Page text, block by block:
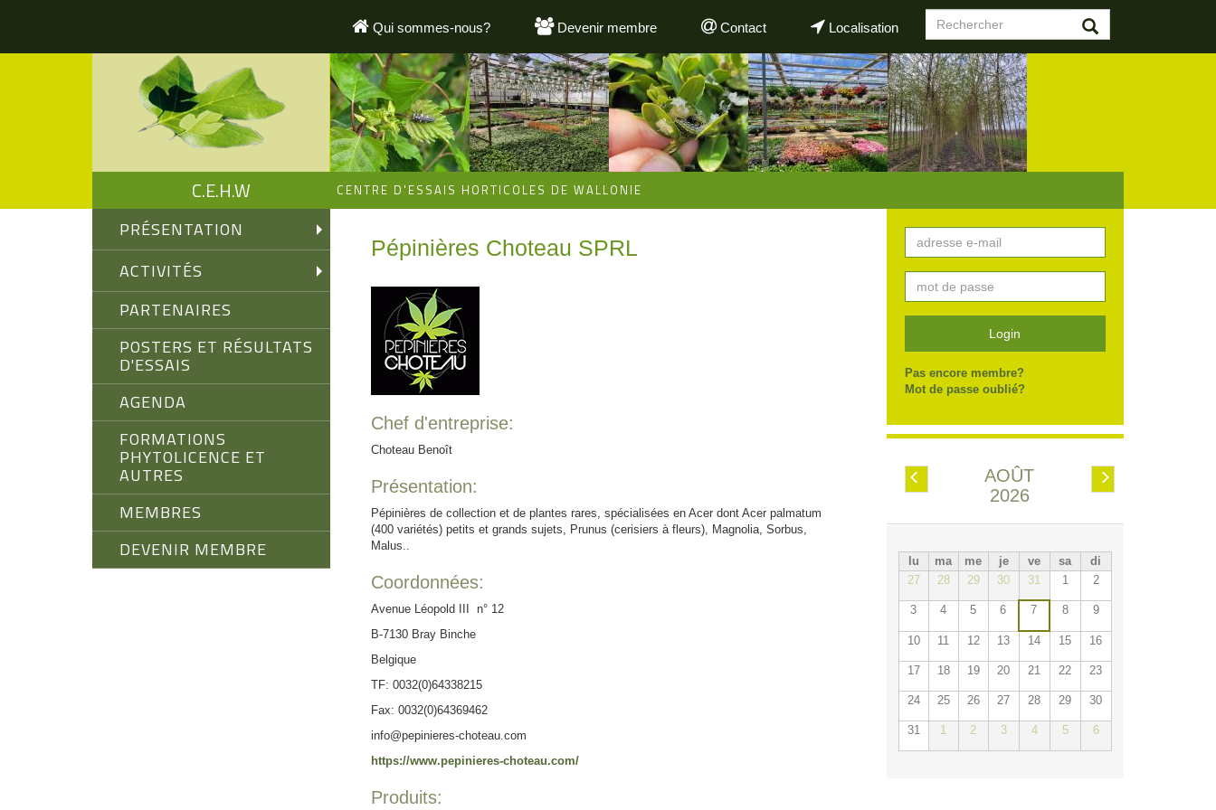
principal
Formulaire
de
recherche
Qui sommes-nous? Devenir membre Contact Localisation
C.E.H.W CENTRE D'ESSAIS HORTICOLES DE WALLONIE
PRÉSENTATION
ACTIVITÉS
PARTENAIRES
POSTERS ET RÉSULTATS
D'ESSAIS
AGENDA
FORMATIONS
PHYTOLICENCE ET
AUTRES
MEMBRES
DEVENIR MEMBRE
Pépinières Choteau SPRL
Chef d'entreprise:
Choteau Benoît
Présentation:
Pépinières de collection et de plantes rares, spécialisées en Acer dont Acer palmatum
(400 variétés) petits et grands sujets, Prunus (cerisiers à fleurs), Magnolia, Sorbus,
Malus..
Coordonnées:
Avenue Léopold III n° 12
B-7130 Bray Binche
Belgique
TF: 0032(0)64338215
Fax: 0032(0)64369462
info@pepinieres-choteau.com
https://www.pepinieres-choteau.com/
Produits:
Login
Pas encore membre?
Mot de passe oublié?
Préc. Suiv.
AOÛT
2026
lu ma me je ve sa
di
27
28 29 30 31 1 2
3 4 5 6 7 8 9
10 11 12 13 14 15 16
17 18 19 20 21 22 23
24 25 26 27 28 29 30
31 1 2 3 4 5 6